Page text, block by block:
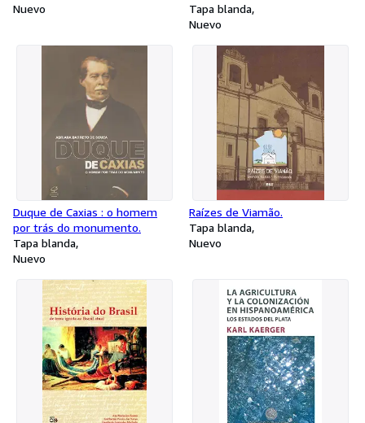
Nuevo Peixoto ; 4 )
Tapa blanda
Nuevo
Duque de Caxias : o homem
por trás do monumento.
Tapa blanda
Nuevo
Raízes de Viamão.
Tapa blanda
Nuevo